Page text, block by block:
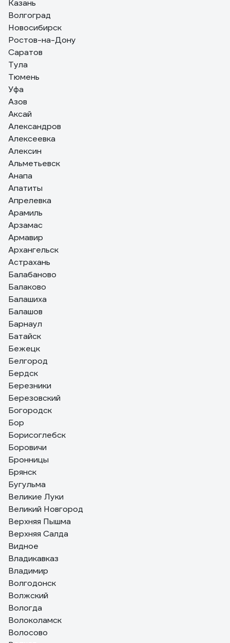
Покупал для очистки жал паяльников. С этой задачей
справляется отлично.
Казань
Волгоград
Новосибирск
Ростов-на-Дону
Саратов
Тула
Тюмень
Уфа
Азов
Аксай
Александров
Алексеевка
Алексин
Альметьевск
Анапа
Апатиты
Апрелевка
Арамиль
Арзамас
Армавир
Архангельск
Астрахань
Балабаново
Балаково
Балашиха
Балашов
Барнаул
Батайск
Бежецк
Белгород
Бердск
Березники
Березовский
Богородск
Бор
Борисоглебск
Боровичи
Бронницы
Брянск
Бугульма
Великие Луки
Великий Новгород
Верхняя Пышма
Верхняя Салда
Видное
Владикавказ
Владимир
Волгодонск
Волжский
Вологда
Волоколамск
Волосово